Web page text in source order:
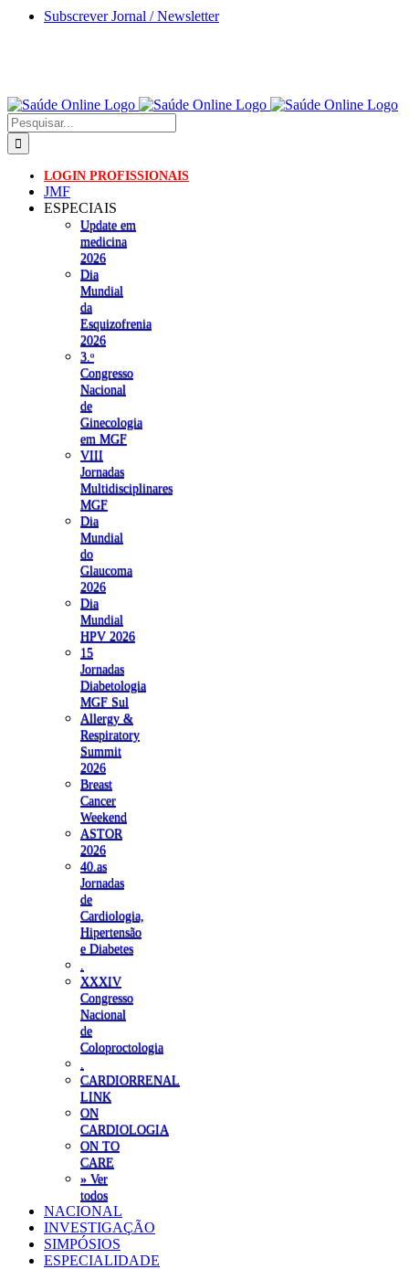
Skip
Subscrever Jornal / Newsletter
Pesquisar
LOGIN PROFISSIONAIS
JMF
ESPECIAIS
Update em
medicina
2026
Dia
Mundial
da
Esquizofrenia
2026
3.ᵒ
Congresso
Nacional
de
Ginecologia
em MGF
VIII
Jornadas
Multidisciplinares
MGF
Dia
Mundial
do
Glaucoma
2026
Dia
Mundial
HPV 2026
15
Jornadas
Diabetologia
MGF Sul
Allergy &
Respiratory
Summit
2026
Breast
Cancer
Weekend
ASTOR
2026
40.as
Jornadas
de
Cardiologia,
Hipertensão
e Diabetes
XXXIV
Congresso
Nacional
de
Coloproctologia
CARDIORRENAL
LINK
ON
CARDIOLOGIA
ON TO
CARE
» Ver
todos
NACIONAL
INVESTIGAÇÃO
SIMPÓSIOS
ESPECIALIDADE